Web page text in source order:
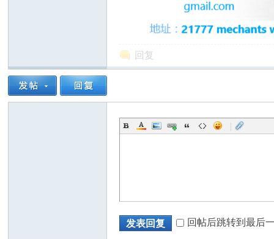
州
回复
|
发表回复 回帖后跳转到最后